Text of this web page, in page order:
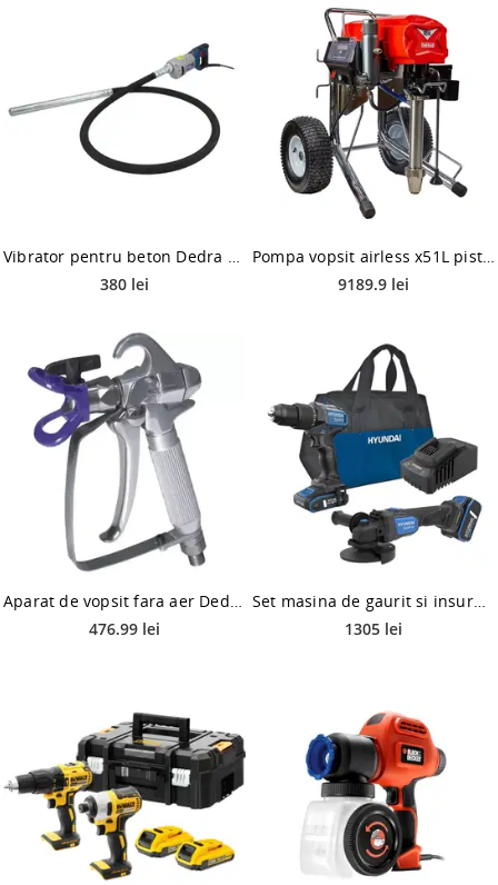
380 lei
9189.9 lei
476.99 lei
Set masina de gaurit si insurubat brushless cu percutie Hyundai HD20X-60 + polizor unghiular brushless Hyundai AG20X-115, 20 V
1305 lei